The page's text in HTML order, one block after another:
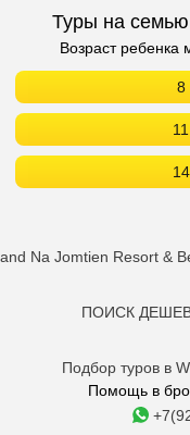
Туры на
Возраст ребенка
8
Na Jomtien Resort &
ПОИСК
Подбор туров в
Помощь в